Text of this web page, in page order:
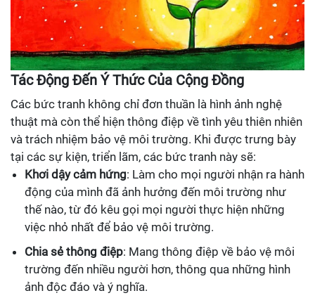
Tác Động Đến Ý Thức Của Cộng Đồng
Các bức tranh không chỉ đơn thuần là hình ảnh nghệ
thuật mà còn thể hiện thông điệp về tình yêu thiên nhiên
và trách nhiệm bảo vệ môi trường. Khi được trưng bày
tại các sự kiện, triển lãm, các bức tranh này sẽ:
Khơi dậy cảm hứng: Làm cho mọi người nhận ra hành
động của mình đã ảnh hưởng đến môi trường như
thế nào, từ đó kêu gọi mọi người thực hiện những
việc nhỏ nhất để bảo vệ môi trường.
Chia sẻ thông điệp: Mang thông điệp về bảo vệ môi
trường đến nhiều người hơn, thông qua những hình
ảnh độc đáo và ý nghĩa.